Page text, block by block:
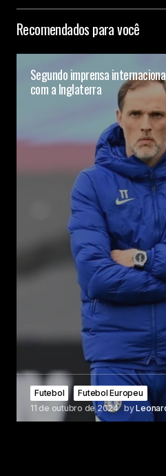
Recomendados para você
Segundo imprensa
com a Inglaterra
Futebol
Futebol Europeu
11 de outubro de 2024 by